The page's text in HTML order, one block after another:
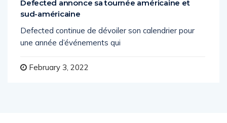
Defected annonce sa tournée américaine et
Defected continue de dévoiler son calendrier pour